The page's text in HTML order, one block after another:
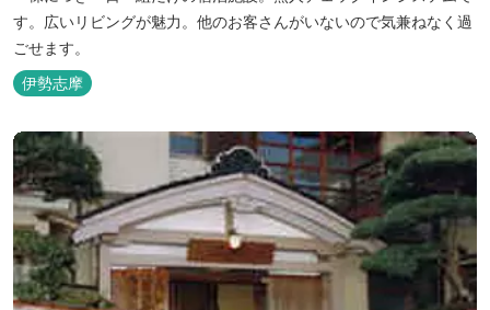
す。広いリビングが魅力。他のお客さんがいないので気兼ねなく過
ごせます。
伊勢志摩